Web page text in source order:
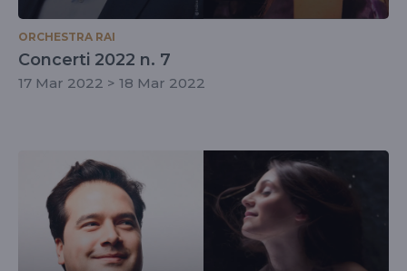
ORCHESTRA RAI
Concerti 2022 n. 7
17 Mar 2022 > 18 Mar 2022